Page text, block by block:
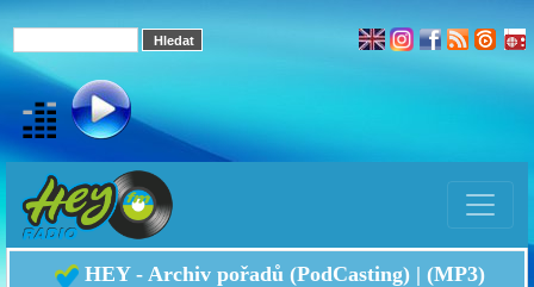
HEY - Archiv pořadů (PodCasting) | (MP3)